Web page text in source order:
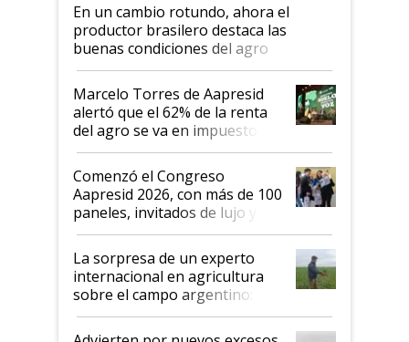
En un cambio rotundo, ahora el
productor brasilero destaca las
buenas condiciones del agro
argentino para invertir: "Los veo
más motivados"
Marcelo Torres de Aapresid
alertó que el 62% de la renta
del agro se va en impuestos:
"No es bueno que en
Argentina se sigan discutiendo
las mismas cosas de hace 50
años"
Comenzó el Congreso
Aapresid 2026, con más de 100
paneles, invitados de lujo y
todas las tendencias
La sorpresa de un experto
internacional en agricultura
sobre el campo argentino:
"Estoy muy impresionado"